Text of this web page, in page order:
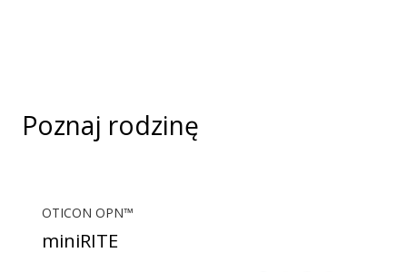
Poznaj rodzinę
OTICON OPN™
miniRITE